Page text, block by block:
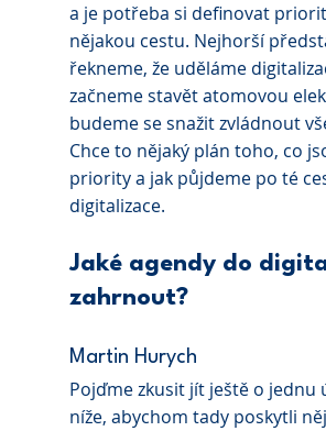
a je potřeba si definovat
nějakou cestu. Nejhorší
řekneme, že uděláme
začneme stavět atomovou
budeme se snažit zvládnout
Chce to nějaký plán toho, co
priority a jak půjdeme po té
digitalizace.
Jaké agendy do
zahrnout?
Martin Hurych
Pojďme zkusit jít ještě o jednu
níže, abychom tady poskytli